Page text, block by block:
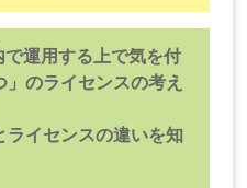
運用する上で気を付
」のライセンスの考え
ライセンスの違いを知